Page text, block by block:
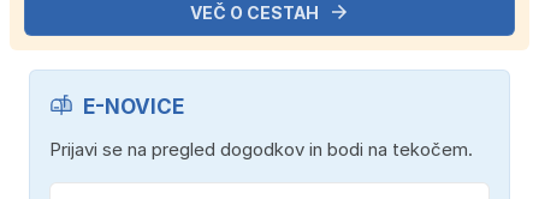
VEČ O CESTAH
E-NOVICE
Prijavi se na pregled dogodkov in bodi na tekočem.